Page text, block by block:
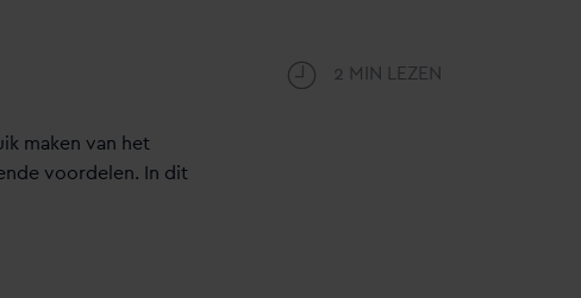
2 MIN LEZEN
maken van het
voordelen. In dit